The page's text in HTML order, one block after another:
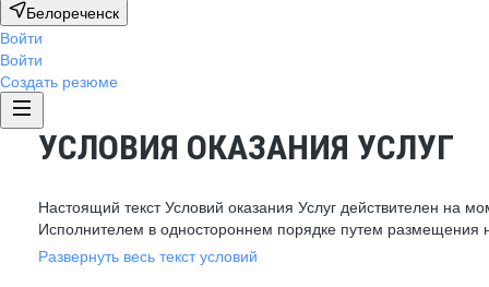
Белореченск
Войти
Войти
Создать резюме
УСЛОВИЯ ОКАЗАНИЯ УСЛУГ
Настоящий текст Условий оказания Услуг действителен на
Исполнителем в одностороннем порядке путем размещения
Развернуть весь текст условий